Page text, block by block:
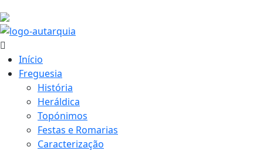
Início
Freguesia
História
Heráldica
Topónimos
Festas e Romarias
Caracterização